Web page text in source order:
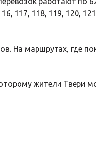
117, 118, 119, 120,
На маршрутах, где
жители Твери